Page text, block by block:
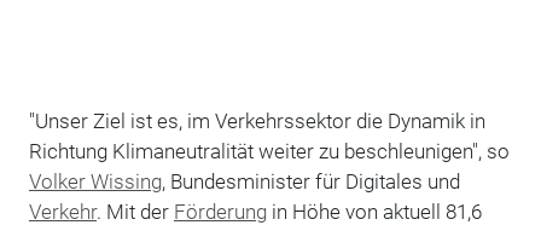
"Unser Ziel ist es, im Verkehrssektor die Dynamik in
Richtung Klimaneutralität weiter zu beschleunigen", so
Volker Wissing, Bundesminister für Digitales und
Verkehr. Mit der Förderungin Höhe von aktuell 81,6